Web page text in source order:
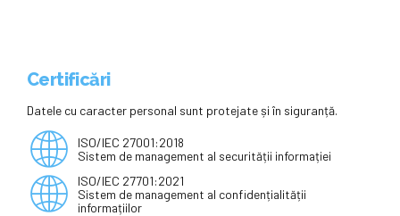
Certificări
Datele cu caracter personal sunt protejate și în siguranță.
ISO/IEC 27001:2018
Sistem de management al securității informației
ISO/IEC 27701:2021
Sistem de management al confidențialității
informațiilor